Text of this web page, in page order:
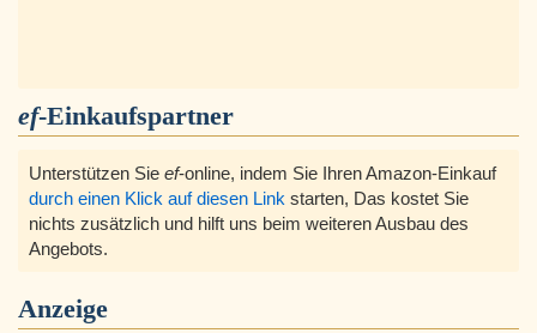
ef-Einkaufspartner
Unterstützen Sie ef-online, indem Sie Ihren Amazon-Einkauf
durch einen Klick auf diesen Link starten, Das kostet Sie
nichts zusätzlich und hilft uns beim weiteren Ausbau des
Angebots.
Anzeige